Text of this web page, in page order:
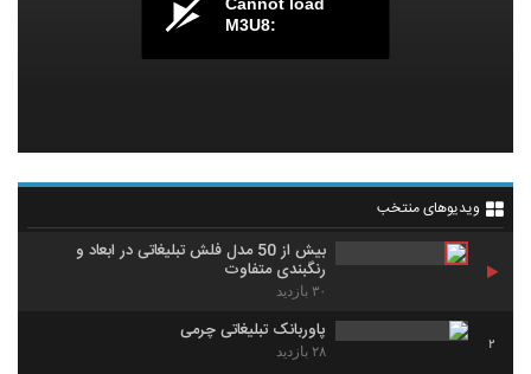
M3U8:
ویدیوهای منتخب
بیش از 50 مدل فلش تبلیغاتی در ابعاد و
رنگبندی متفاوت
۳۰ بازدید
2
پاوربانک تبلیغاتی چرمی
۲۸ بازدید